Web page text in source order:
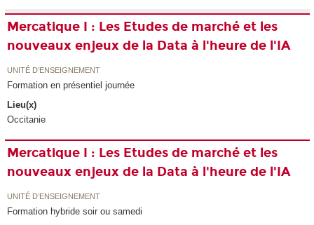
Mercatique I : Les Etudes de marché et les
nouveaux enjeux de la Data à l'heure de l'IA
UNITÉ D’ENSEIGNEMENT
Formation en présentiel journée
Lieu(x)
Occitanie
Mercatique I : Les Etudes de marché et les
nouveaux enjeux de la Data à l'heure de l'IA
UNITÉ D’ENSEIGNEMENT
Formation hybride soir ou samedi